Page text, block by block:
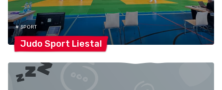
# SPORT
Judo Sport Liestal